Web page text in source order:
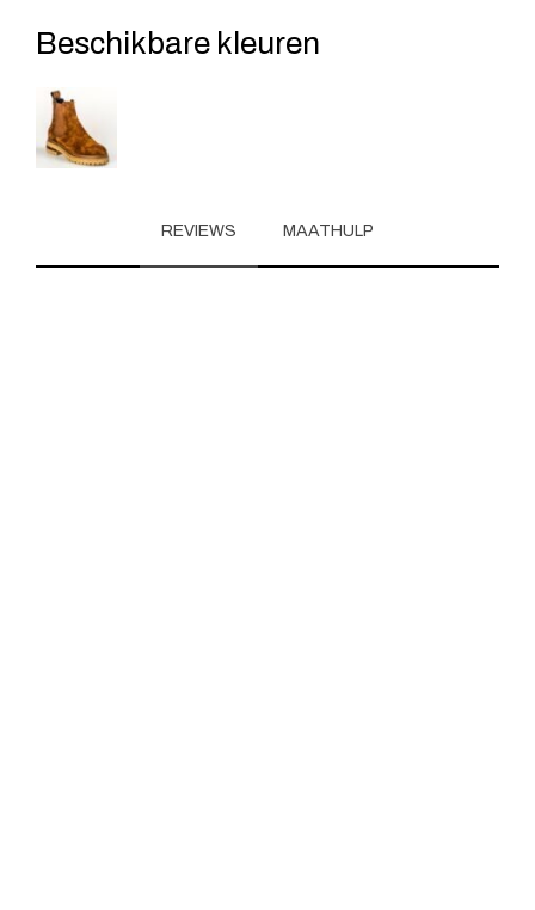
Beschikbare kleuren
REVIEWS MAATHULP